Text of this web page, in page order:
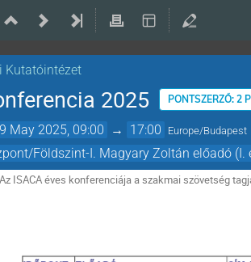
Kutatóintézet
2025 PONTSZERZŐ: 2
May 2025, 09:00 → 17:00 Europe/Budapest
Földszint-I. Magyary Zoltán előadó (I.
Az ISACA éves konferenciája a szakmai szövetség